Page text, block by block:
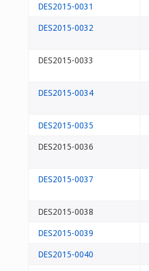
DES2015-0031
DES2015-0032
DES2015-0033
DES2015-0034
DES2015-0035
DES2015-0036
DES2015-0037
DES2015-0038
DES2015-0039
DES2015-0040